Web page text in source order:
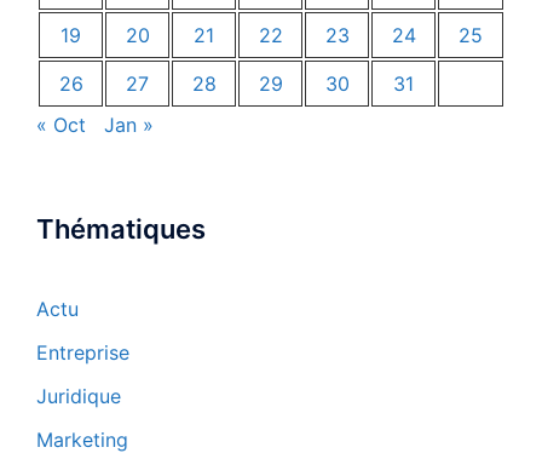
19
20 21 22 23 24
25
26
27 28 29 30
31
« Oct
Jan »
Thématiques
Actu
Entreprise
Juridique
Marketing